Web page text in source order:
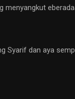
Syarif dan aya